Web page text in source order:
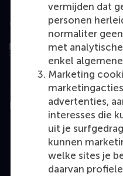
vermijden dat
personen
normaliter
met
enkel
Marketing
advertenties,
interesses die
uit je
kunnen
welke sites je
daarvan
Geëvalueerd door
Education
Bachelor